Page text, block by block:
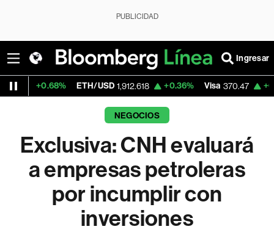
PUBLICIDAD
Ingresar
ETH/USD 1,912.618 +0.36% Visa 370.47 +0.52%
NEGOCIOS
Exclusiva: CNH evaluará
a empresas petroleras
por incumplir con
inversiones